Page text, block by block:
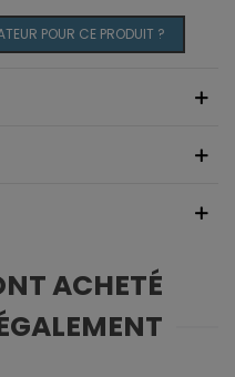
POUR CE PRODUIT ?
ACHETÉ